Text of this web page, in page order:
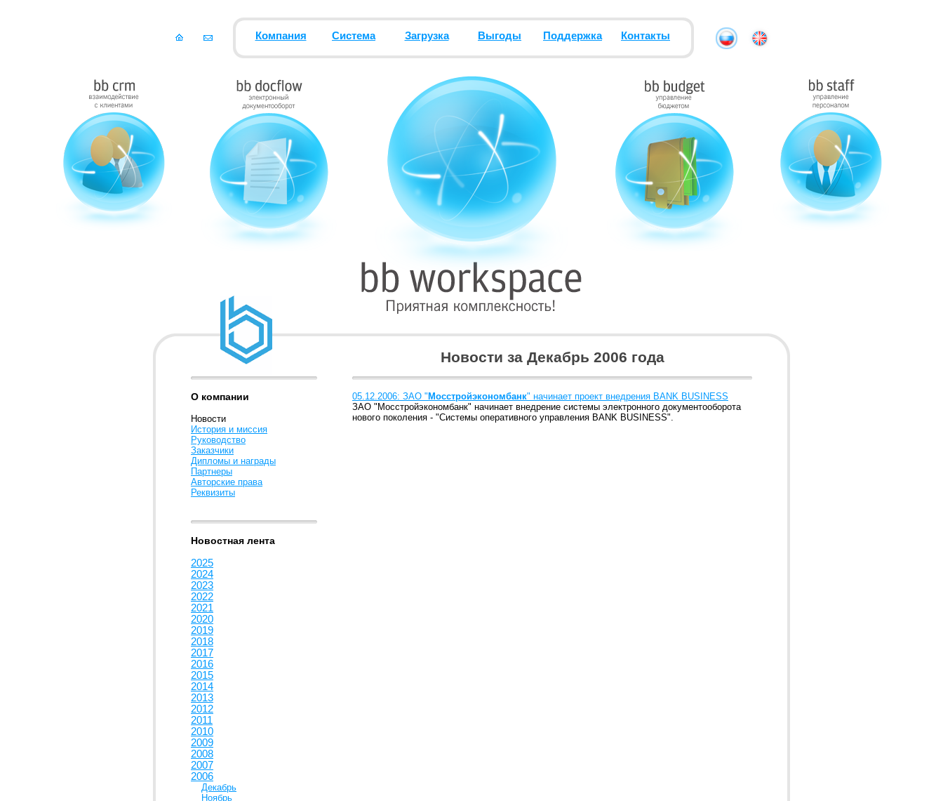
Компания Система Загрузка Выгоды Поддержка Контакты
О компании
Новости
История и миссия
Руководство
Заказчики
Дипломы и награды
Партнеры
Авторские права
Реквизиты
Новостная лента
2025
2024
2023
2022
2021
2020
2019
2018
2017
2016
2015
2014
2013
2012
2011
2010
2009
2008
2007
2006
Декабрь
Ноябрь
Новости за Декабрь 2006 года
05.12.2006: ЗАО " Мосстройэкономбанк" начинает проект внедрения BANK BUSINESS
ЗАО "Мосстройэкономбанк" начинает внедрение системы электронного документооборота
нового поколения - "Системы оперативного управления BANK BUSINESS".